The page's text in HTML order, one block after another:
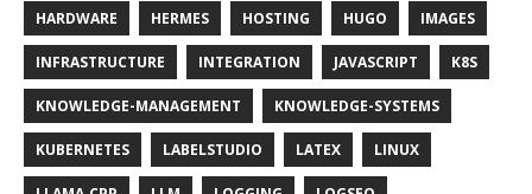
HARDWARE HERMES HOSTING HUGO IMAGES
INFRASTRUCTURE INTEGRATION JAVASCRIPT K8S
KNOWLEDGE-MANAGEMENT KNOWLEDGE-SYSTEMS
KUBERNETES LABELSTUDIO LATEX LINUX